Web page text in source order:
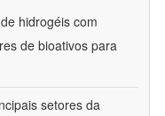
hidrogéis com
de bioativos para
setores da